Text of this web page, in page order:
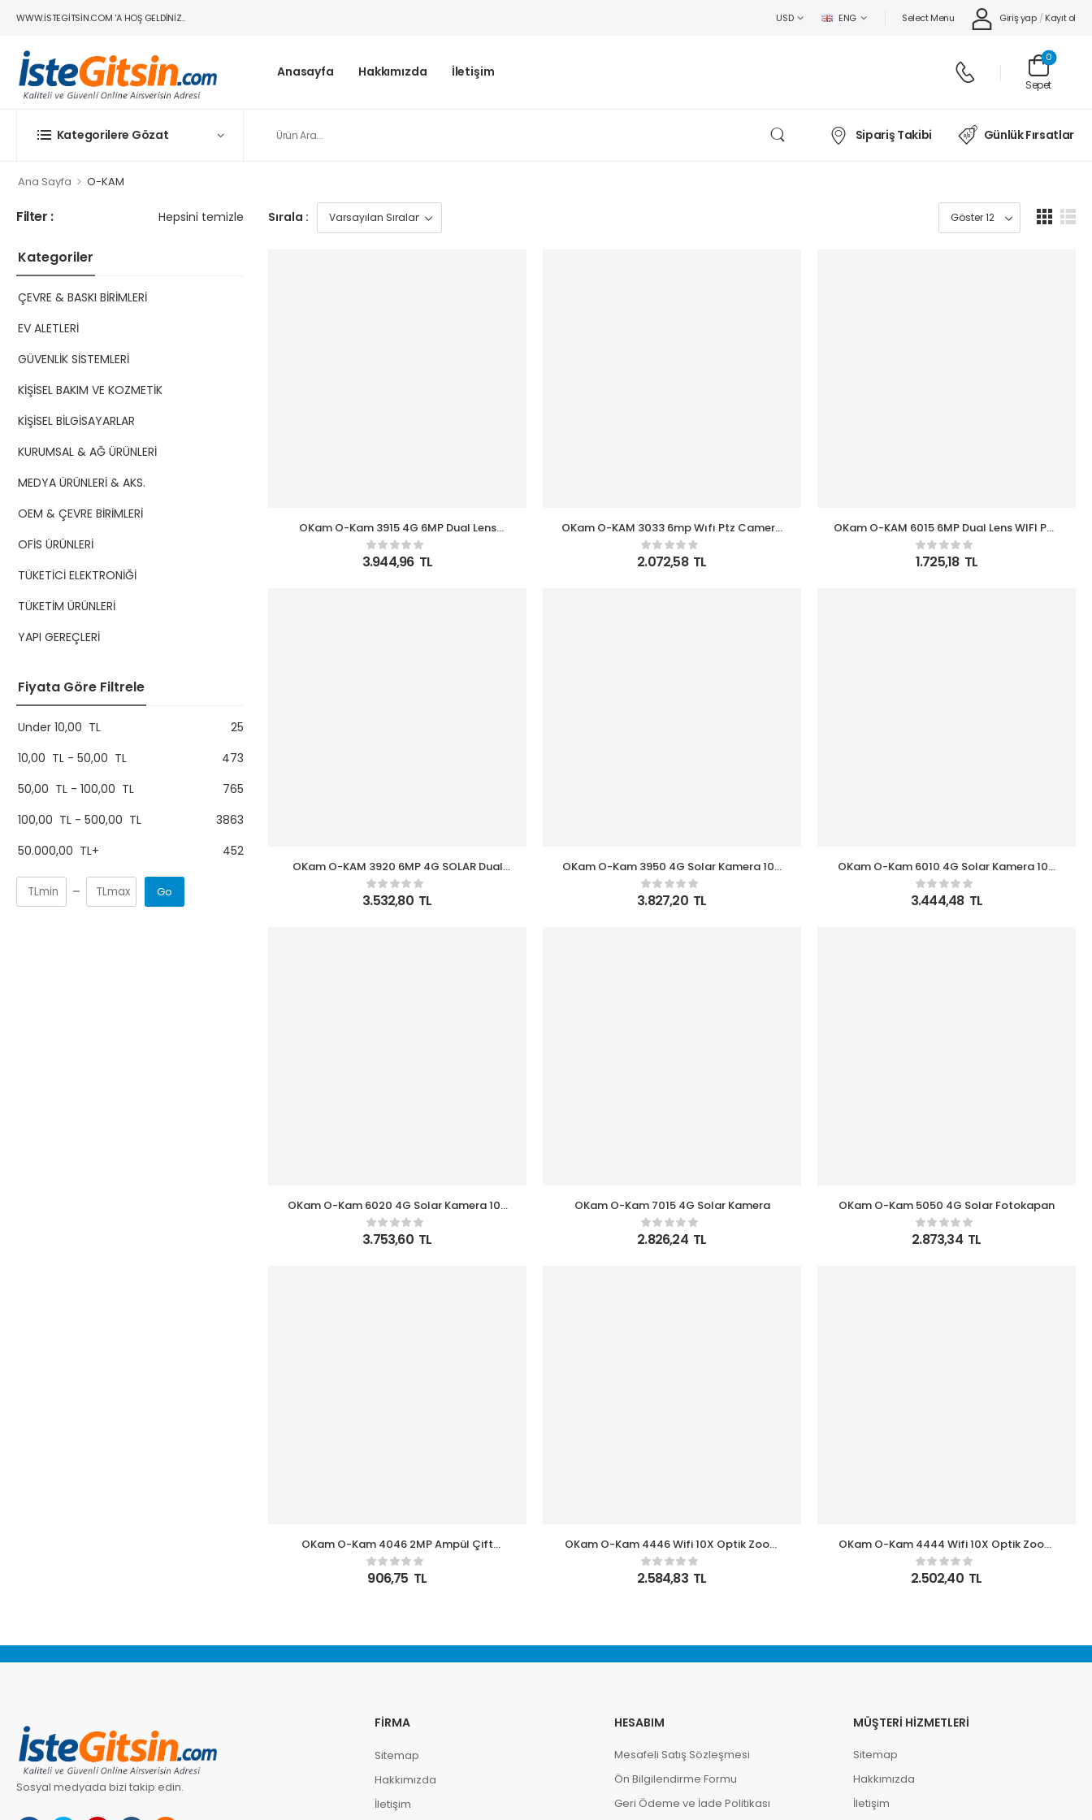
WWW.ISTEGITSIN.COM 'A HOŞ GELDINIZ.. USD ENG Select Menu Giriş yap / Kayıt ol
Anasayfa Hakkımızda İletişim
Sepet
0
Kategorilere Gözat Sipariş Takibi Günlük Fırsatlar
Ana Sayfa > O-KAM
Filter : Hepsini temizle
Kategoriler
ÇEVRE & BASKI BİRİMLERİ
EV ALETLERİ
GÜVENLİK SİSTEMLERİ
KİŞİSEL BAKIM VE KOZMETİK
KİŞİSEL BİLGİSAYARLAR
KURUMSAL & AĞ ÜRÜNLERİ
MEDYA ÜRÜNLERİ & AKS.
OEM & ÇEVRE BİRİMLERİ
OFİS ÜRÜNLERİ
TÜKETİCİ ELEKTRONİĞİ
TÜKETİM ÜRÜNLERİ
YAPI GEREÇLERİ
Fiyata Göre Filtrele
Under 10,00 TL
25
10,00 TL - 50,00 TL
473
50,00 TL - 100,00 TL
765
100,00 TL - 500,00 TL
3863
50.000,00 TL+ 452
Go
Sırala :
OKam O-Kam 3915 4G 6MP Dual Lens
Güneş Panelli PTZ Solar Sirenli Kamera
3.944,96 TL
OKam O-KAM 3033 6mp Wıfı Ptz Camera
3 Kameralı Geniş Açı
2.072,58 TL
OKam O-KAM 6015 6MP Dual Lens WIFI PTZ
3.5 “Dual Screen Image, 15Pcs Leds Dual
Light
1.725,18 TL
OKam O-KAM 3920 6MP 4G SOLAR Dual
Lens PTZ Kamera
3.532,80 TL
OKam O-Kam 3950 4G Solar Kamera 10X
Optik Zoom
3.827,20 TL
OKam O-Kam 6010 4G Solar Kamera 10X
Optik Zoom
3.444,48 TL
OKam O-Kam 6020 4G Solar Kamera 10X
Optik Zoom
3.753,60 TL
OKam O-Kam 7015 4G Solar Kamera
2.826,24 TL
OKam O-Kam 5050 4G Solar Fotokapan
2.873,34 TL
OKam O-Kam 4046 2MP Ampül Çift
Kamera
906,75 TL
OKam O-Kam 4446 Wifi 10X Optik Zoom
PTZ Kamera
2.584,83 TL
OKam O-Kam 4444 Wifi 10X Optik Zoom
PTZ Kamera
2.502,40 TL
Sosyal medyada bizi takip edin.
FIRMA
Sitemap
Hakkımızda
İletişim
HESABIM
Mesafeli Satış Sözleşmesi
Ön Bilgilendirme Formu
Geri Ödeme ve İade Politikası
MÜŞTERI HIZMETLERI
Sitemap
Hakkımızda
İletişim